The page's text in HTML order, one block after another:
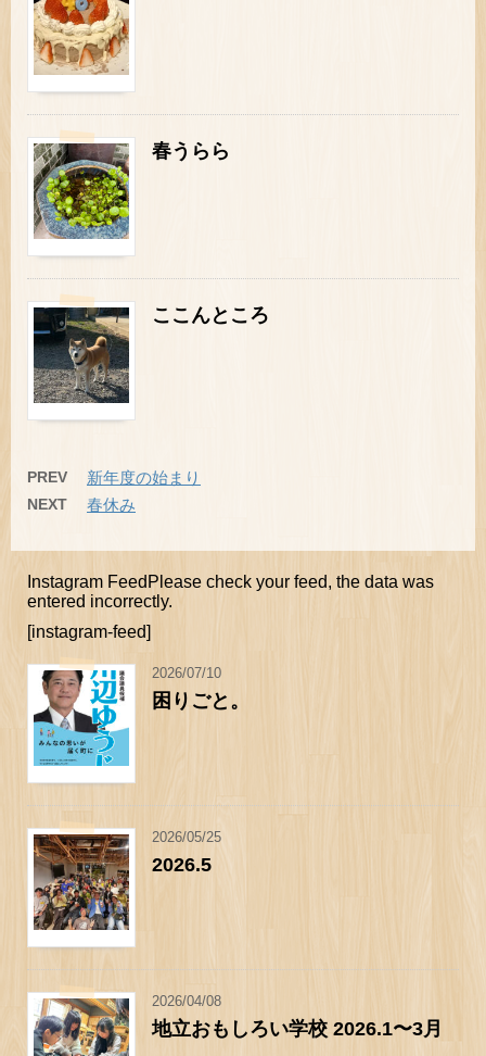
春うらら
ここんところ
PREV 新年度の始まり
NEXT 春休み
Instagram FeedPlease check your feed, the data was
entered incorrectly.
[instagram-feed]
2026/07/10
困りごと。
2026/05/25
2026.5
2026/04/08
地立おもしろい学校 2026.1〜3月